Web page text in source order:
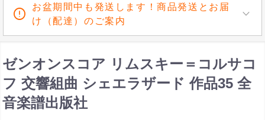
お盆期間中も発送します！商品発送とお届
け（配達）のご案内
ゼンオンスコア リムスキー＝コルサコ
フ 交響組曲 シェエラザード 作品35 全
音楽譜出版社